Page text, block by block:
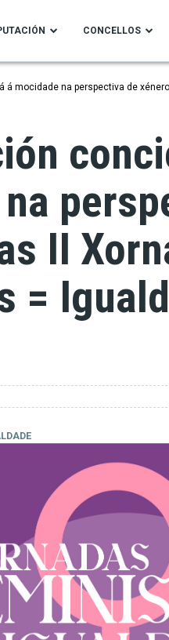
CONCELLOS
á mocidade na perspectiva de
II
=